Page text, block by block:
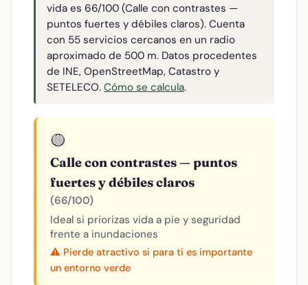
vida es 66/100 (Calle con contrastes —
puntos fuertes y débiles claros). Cuenta
con 55 servicios cercanos en un radio
aproximado de 500 m. Datos procedentes
de INE, OpenStreetMap, Catastro y
SETELECO. Cómo se calcula.
🟡
Calle con contrastes — puntos
fuertes y débiles claros
(66/100)
Ideal si priorizas vida a pie y seguridad
frente a inundaciones
⚠️ Pierde atractivo si para ti es importante
un entorno verde